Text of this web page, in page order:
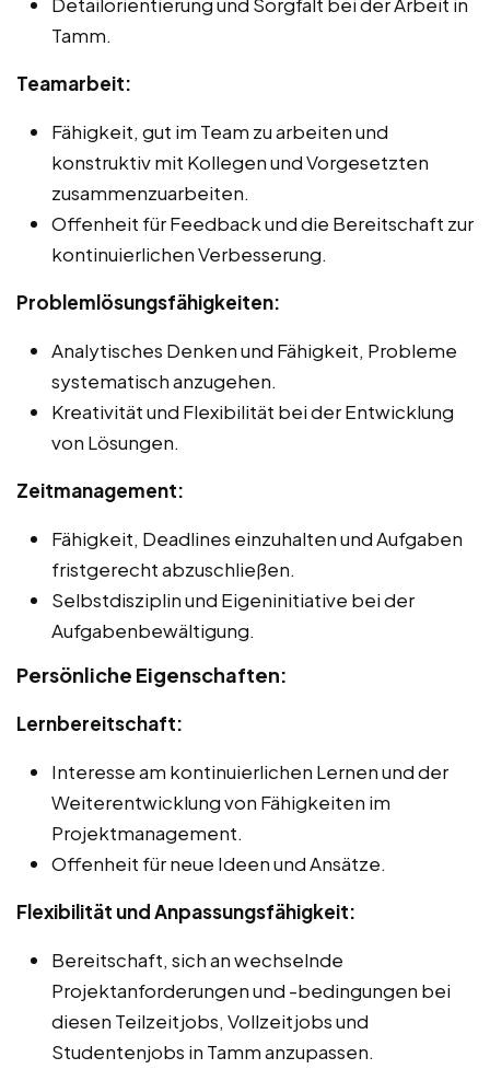
Tamm.
Teamarbeit:
Fähigkeit, gut im Team zu arbeiten und
konstruktiv mit Kollegen und Vorgesetzten
zusammenzuarbeiten.
Offenheit für Feedback und die Bereitschaft zur
kontinuierlichen Verbesserung.
Problemlösungsfähigkeiten:
Analytisches Denken und Fähigkeit, Probleme
systematisch anzugehen.
Kreativität und Flexibilität bei der Entwicklung
von Lösungen.
Zeitmanagement:
Fähigkeit, Deadlines einzuhalten und Aufgaben
fristgerecht abzuschließen.
Selbstdisziplin und Eigeninitiative bei der
Aufgabenbewältigung.
Persönliche Eigenschaften:
Lernbereitschaft:
Interesse am kontinuierlichen Lernen und der
Weiterentwicklung von Fähigkeiten im
Projektmanagement.
Offenheit für neue Ideen und Ansätze.
Flexibilität und Anpassungsfähigkeit:
Bereitschaft, sich an wechselnde
Projektanforderungen und -bedingungen bei
diesen Teilzeitjobs, Vollzeitjobs und
Studentenjobs in Tamm anzupassen.